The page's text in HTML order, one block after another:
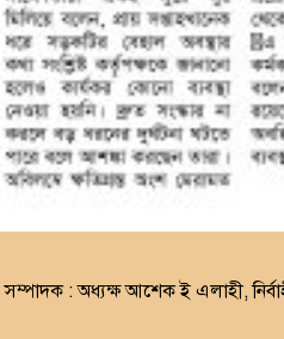
সম্পাদক : অধ্যক্ষ আশেক ই এলাহী,